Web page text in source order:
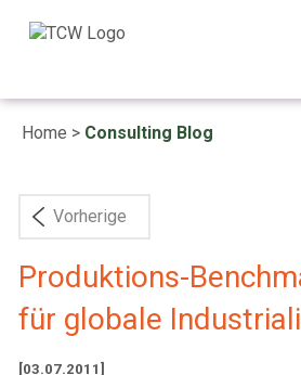
Home > Consulting Blog
Vorherige
Produktions-
für globale
[03.07.2011]